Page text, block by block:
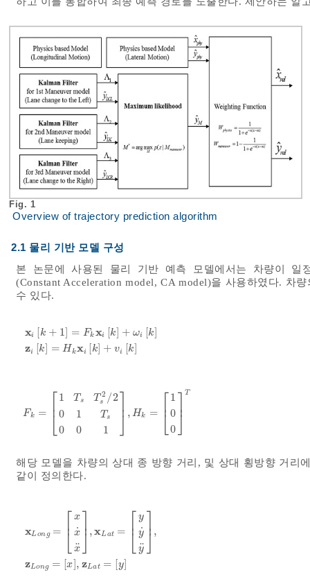
Fig. 1
Overview of trajectory prediction algorithm
2.1 물리 기반 모델 구성
본 논문에 사용된 물리 기반 예측 모델에서는 차량이 일
(Constant Acceleration model, CA model)을 사용하였다. 차
수 있다.
xi [k + 1] = Fk xi [k] + ωi [k]
zi [k] = H kxi [k] + vi [k]
xi k 1 F + ω k z k H k xi
F k = ⎡
⎣⎢ 1
0
0
T s
1
0
T 2
s /2
Ts
1
⎤
⎦⎥ , Hk = ⎡
⎣⎢ 1
0
0
⎤
⎦⎥
T
F k = Ts 2/2 1 Ts00 1, H k= 1
해당 모델을 차량의 상대 종 방향 거리, 및 상대 횡방향 거리
같이 정의한다.
xL ong = ⎡
⎣⎢ x
x
˙
x
¨
⎤
⎦
⎥,xL at = ⎡
⎣⎢ y
y
˙
y
¨
⎤
⎦
⎥,
zLong = [x], zLat = [y]
Long x Lat= y¨ L